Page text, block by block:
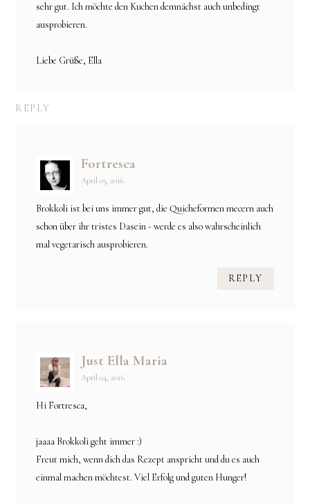
sehr gut. Ich möchte den Kuchen demnächst auch unbedingt
ausprobieren.
Liebe Grüße, Ella
REPLY
Fortresca
April 03, 2016
Brokkoli ist bei uns immer gut, die Quicheformen mecern auch
schon über ihr tristes Dasein - werde es also wahrscheinlich
mal vegetarisch ausprobieren.
REPLY
Just Ella Maria
April 04, 2016
Hi Fortresca,
jaaaa Brokkoli geht immer :)
Freut mich, wenn dich das Rezept anspricht und du es auch
einmal machen möchtest. Viel Erfolg und guten Hunger!